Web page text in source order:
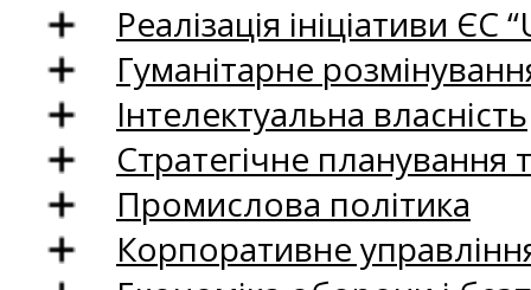
Реалізація ініціативи ЄС
Гуманітарне
Інтелектуальна власність
Стратегічне
Промислова політика
Корпоративне